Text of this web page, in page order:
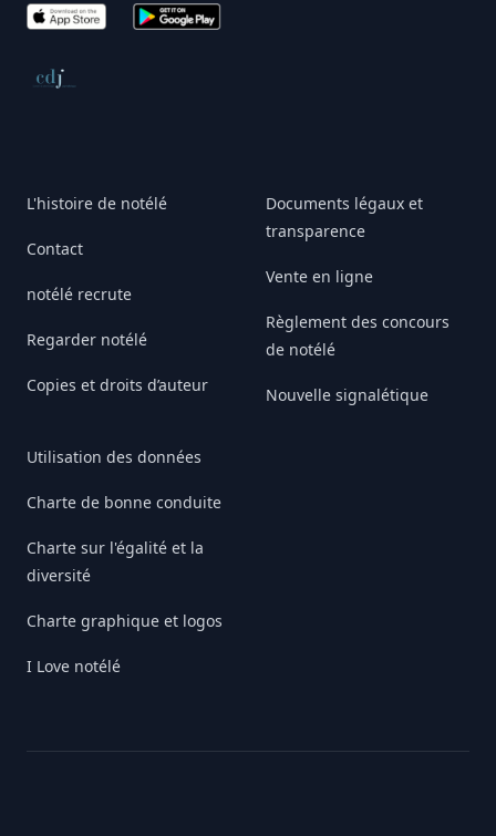
App Store Google Play
Conseil de déontologie journalistique
L'histoire de notélé
Contact
notélé recrute
Regarder notélé
Copies et droits d’auteur
Utilisation des données
Charte de bonne conduite
Charte sur l'égalité et la
diversité
Charte graphique et logos
I Love notélé
Documents légaux et
transparence
Vente en ligne
Règlement des concours
de notélé
Nouvelle signalétique